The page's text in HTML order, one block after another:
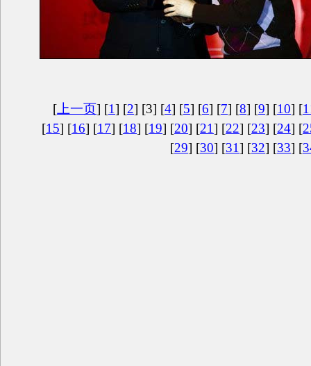
[ 上一页] [1] [2] [3] [4] [5] [6] [7] [8] [9] [10] [
[15] [16] [17] [18] [19] [20] [21] [22] [23] [24] [
[29] [30] [31] [32] [33] [